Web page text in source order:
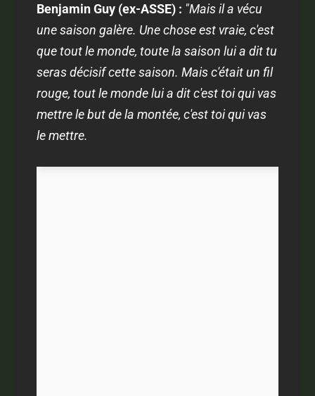
Benjamin Guy (ex-ASSE) : "Mais il a vécu
une saison galère. Une chose est vraie, c'est
que tout le monde, toute la saison lui a dit tu
seras décisif cette saison. Mais c'était un fil
rouge, tout le monde lui a dit c'est toi qui vas
mettre le but de la montée, c'est toi qui vas
le mettre.